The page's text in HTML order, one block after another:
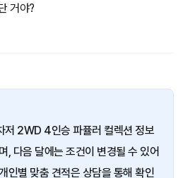
거야?
2WD 4인승 파퓰러 컬렉션 정보
다음 달에는 조건이 변경될 수 있어
인별 맞춤 견적은 상담을 통해 확인